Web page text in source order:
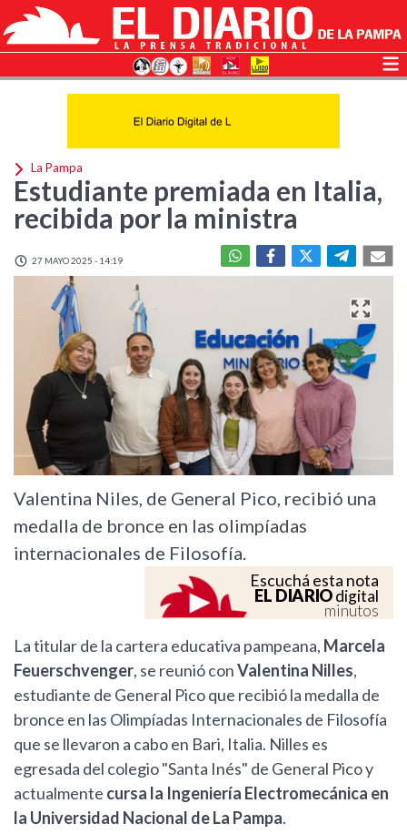
La Pampa
Estudiante premiada en Italia,
recibida por la ministra
27 MAYO 2025 - 14:19
Valentina Niles, de General Pico, recibió una
medalla de bronce en las olimpíadas
internacionales de Filosofía.
Escuchá esta nota
EL DIARIOdigital
minutos
La titular de la cartera educativa pampeana, Marcela
Feuerschvenger, se reunió conValentina Nilles,
estudiante de General Pico que recibió la medalla de
bronce en las Olimpíadas Internacionales de Filosofía
que se llevaron a cabo en Bari, Italia. Nilles es
egresada del colegio "Santa Inés" de General Pico y
actualmente cursa la Ingeniería Electromecánica en
la Universidad Nacional de La Pampa.